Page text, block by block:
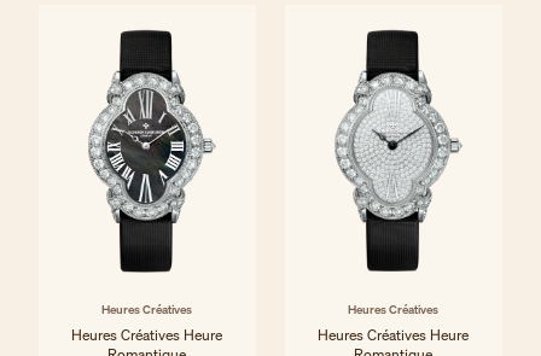
Heures Créatives
Heures Créatives Heure
Heures Créatives
Heures Créatives Heure